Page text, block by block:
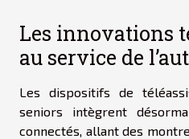
Les innovations
au service de
Les dispositifs de
seniors intègrent
connectés, allant des